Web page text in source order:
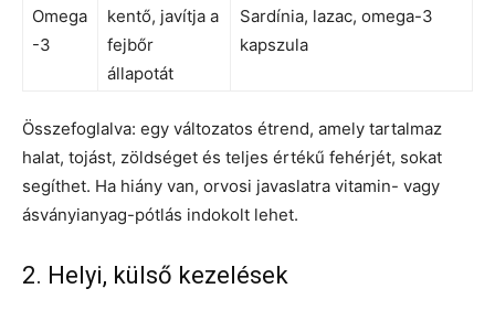
Omega
-3
kentő, javítja a
fejbőr
állapotát
Sardínia, lazac, omega-3
kapszula
Összefoglalva: egy változatos étrend, amely tartalmaz
halat, tojást, zöldséget és teljes értékű fehérjét, sokat
segíthet. Ha hiány van, orvosi javaslatra vitamin- vagy
ásványianyag-pótlás indokolt lehet.
2. Helyi, külső kezelések